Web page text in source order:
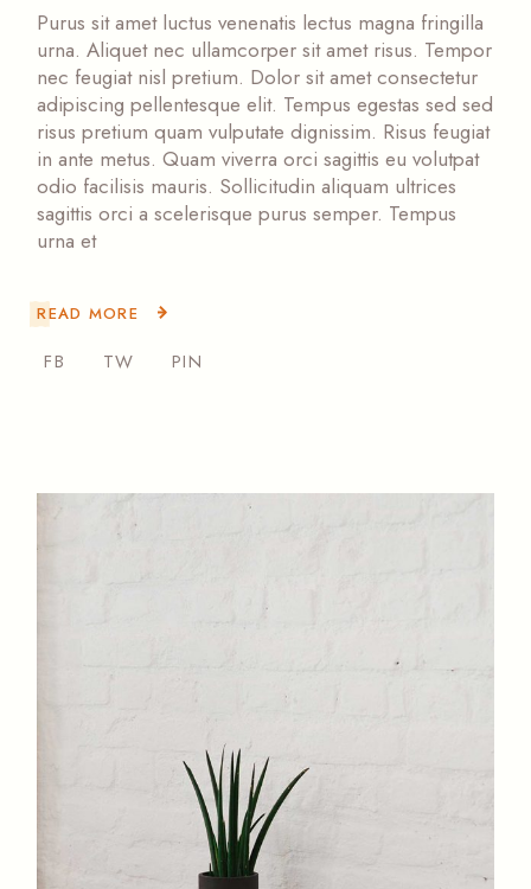
Purus sit amet luctus venenatis lectus magna fringilla
urna. Aliquet nec ullamcorper sit amet risus. Tempor
nec feugiat nisl pretium. Dolor sit amet consectetur
adipiscing pellentesque elit. Tempus egestas sed sed
risus pretium quam vulputate dignissim. Risus feugiat
in ante metus. Quam viverra orci sagittis eu volutpat
odio facilisis mauris. Sollicitudin aliquam ultrices
sagittis orci a scelerisque purus semper. Tempus
urna et
READ MORE
FB TW PIN